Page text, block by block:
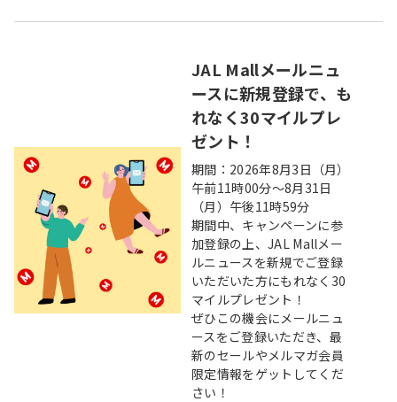
JAL Mallメールニュ
ースに新規登録で、も
れなく30マイルプレ
ゼント！
期間：2026年8月3日（月）
午前11時00分～8月31日
（月）午後11時59分
期間中、キャンペーンに参
加登録の上、JAL Mallメー
ルニュースを新規でご登録
いただいた方にもれなく30
マイルプレゼント！
ぜひこの機会にメールニュ
ースをご登録いただき、最
新のセールやメルマガ会員
限定情報をゲットしてくだ
さい！